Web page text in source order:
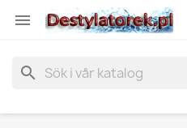

search